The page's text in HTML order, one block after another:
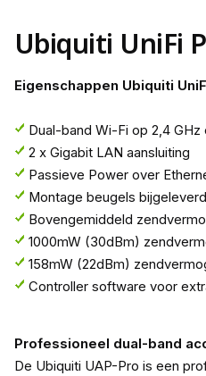
Ubiquiti UniFi
Eigenschappen Ubiquiti
Dual-band Wi-Fi op 2,4 GHz
2 x Gigabit LAN aansluiting
Passieve Power over
Montage beugels bijgeleverd
Bovengemiddeld
1000mW (30dBm)
158mW (22dBm)
Controller software voor
Professioneel dual-band
De Ubiquiti UAP-Pro is een